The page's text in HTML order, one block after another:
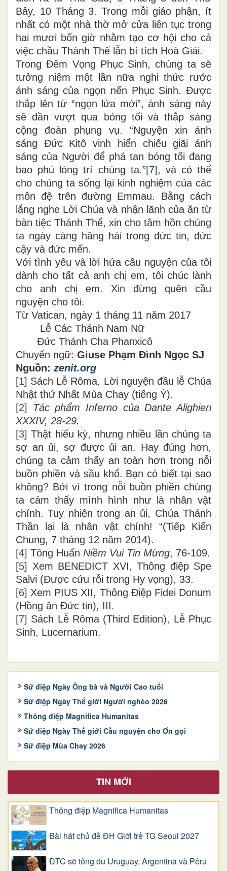
Bảy, 10 Tháng 3. Trong mỗi giáo phận, ít
nhất có một nhà thờ mở cửa liên tục trong
hai mươi bốn giờ nhằm tạo cơ hội cho cả
việc chầu Thánh Thể lẫn bí tích Hoà Giải.
Trong Đêm Vọng Phục Sinh, chúng ta sẽ
tưởng niệm một lần nữa nghi thức rước
ánh sáng của ngọn nến Phục Sinh. Được
thắp lên từ “ngọn lửa mới”, ánh sáng này
sẽ dần vượt qua bóng tối và thắp sáng
cộng đoàn phụng vụ. “Nguyện xin ánh
sáng Đức Kitô vinh hiển chiếu giãi ánh
sáng của Người để phá tan bóng tối đang
bao phủ lòng trí chúng ta.”[7], và có thể
cho chúng ta sống lại kinh nghiệm của các
môn đệ trên đường Emmau. Bằng cách
lắng nghe Lời Chúa và nhận lãnh của ăn từ
bàn tiệc Thánh Thể, xin cho tâm hồn chúng
ta ngày càng hăng hái trong đức tin, đức
cậy và đức mến.
Với tình yêu và lời hứa cầu nguyện của tôi
dành cho tất cả anh chị em, tôi chúc lành
cho anh chị em. Xin đừng quên cầu
nguyện cho tôi.
Từ Vatican, ngày 1 tháng 11 năm 2017
Lễ Các Thánh Nam Nữ
Đức Thánh Cha Phanxicô
Chuyển ngữ: Giuse Phạm Đình Ngọc SJ
Nguồn: zenit.org
[1] Sách Lễ Rôma, Lời nguyện đầu lễ Chúa
Nhật thứ Nhất Mùa Chay (tiếng Ý).
[2]
Tác phẩm Inferno của Dante Alighieri
XXXIV, 28-29.
[3] Thật hiếu kỳ, nhưng nhiều lần chúng ta
sợ an ủi, sợ được ủi an. Hay đúng hơn,
chúng ta cảm thấy an toàn hơn trong nỗi
buồn phiền và sầu khổ. Bạn có biết tại sao
không? Bởi vì trong nỗi buồn phiền chúng
ta cảm thấy mình hình như là nhân vật
chính. Tuy nhiên trong an ủi, Chúa Thánh
Thần lại là nhân vật chính! “(Tiếp Kiến
Chung, 7 tháng 12 năm 2014).
[4] Tông Huấn Niềm Vui Tin Mừng, 76-109.
[5] Xem BENEDICT XVI, Thông điệp Spe
Salvi (Được cứu rỗi trong Hy vọng), 33.
[6] Xem PIUS XII, Thông Điệp Fidei Donum
(Hồng ân Đức tin), III.
[7] Sách Lễ Rôma (Third Edition), Lễ Phục
Sinh, Lucernarium.
Sứ điệp Ngày Ông bà và Người Cao tuổi
Sứ điệp Ngày Thế giới Người nghèo 2026
Thông điệp Magnifica Humanitas
Sứ điệp Ngày Thế giới Cầu nguyện cho Ơn gọi
Sứ điệp Mùa Chay 2026
TIN MỚI
Thông điệp Magnifica Humanitas
Bài hát chủ đề ĐH Giới trẻ TG Seoul 2027
ĐTC sẽ tông du Uruguay, Argentina và Pêru